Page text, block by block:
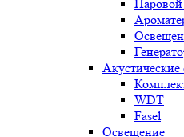
Паровой
WDT
Fasel
Освещение